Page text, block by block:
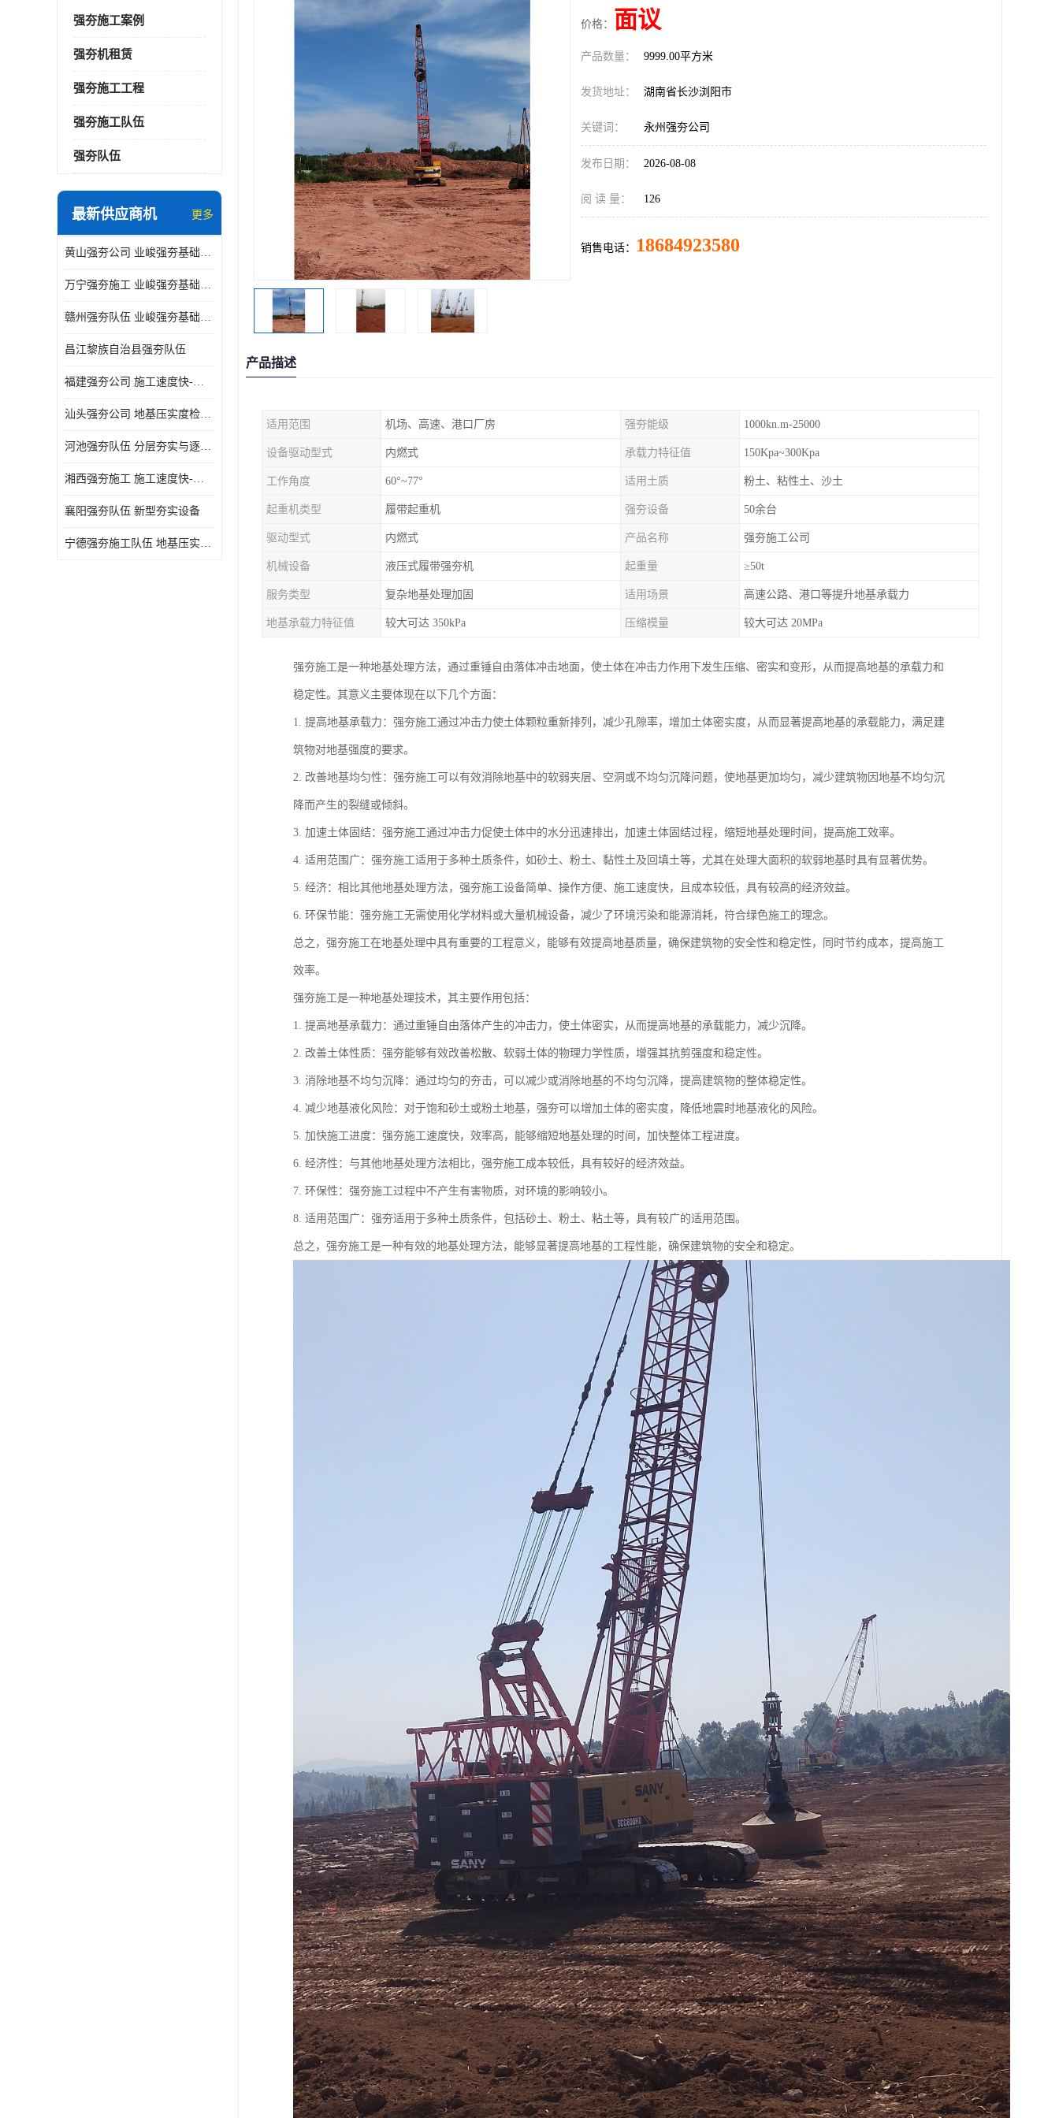
强夯施工案例
强夯机租赁
强夯施工工程
强夯施工队伍
强夯队伍
最新供应商机 更多
黄山强夯公司 业峻强夯基础工程
万宁强夯施工 业峻强夯基础工程
赣州强夯队伍 业峻强夯基础工程
昌江黎族自治县强夯队伍
福建强夯公司 施工速度快-施耐用性强
汕头强夯公司 地基压实度检测方法与标准
河池强夯队伍 分层夯实与逐层检测技术
湘西强夯施工 施工速度快-施耐用性强
襄阳强夯队伍 新型夯实设备
宁德强夯施工队伍 地基压实度检测方法与标准
价格： 面议
产品数量： 9999.00平方米
发货地址： 湖南省长沙浏阳市
关键词： 永州强夯公司
发布日期： 2026-08-08
阅 读 量： 126
销售电话： 18684923580
产品描述
适用范围 机场、高速、港口厂房 强夯能级 1000kn.m-25000
设备驱动型式 内燃式 承载力特征值 150Kpa~300Kpa
工作角度 60°~77° 适用土质 粉土、粘性土、沙土
起重机类型 履带起重机 强夯设备 50余台
驱动型式 内燃式 产品名称 强夯施工公司
机械设备 液压式履带强夯机 起重量 ≥50t
服务类型 复杂地基处理加固 适用场景 高速公路、港口等提升地基承载力
地基承载力特征值 较大可达 350kPa 压缩模量 较大可达 20MPa
强夯施工是一种地基处理方法，通过重锤自由落体冲击地面，使土体在冲击力作用下发生压缩、密实和变形，从而提高地基的承载力和
稳定性。其意义主要体现在以下几个方面：
1. 提高地基承载力：强夯施工通过冲击力使土体颗粒重新排列，减少孔隙率，增加土体密实度，从而显著提高地基的承载能力，满足建
筑物对地基强度的要求。
2. 改善地基均匀性：强夯施工可以有效消除地基中的软弱夹层、空洞或不均匀沉降问题，使地基更加均匀，减少建筑物因地基不均匀沉
降而产生的裂缝或倾斜。
3. 加速土体固结：强夯施工通过冲击力促使土体中的水分迅速排出，加速土体固结过程，缩短地基处理时间，提高施工效率。
4. 适用范围广：强夯施工适用于多种土质条件，如砂土、粉土、黏性土及回填土等，尤其在处理大面积的软弱地基时具有显著优势。
5. 经济：相比其他地基处理方法，强夯施工设备简单、操作方便、施工速度快，且成本较低，具有较高的经济效益。
6. 环保节能：强夯施工无需使用化学材料或大量机械设备，减少了环境污染和能源消耗，符合绿色施工的理念。
总之，强夯施工在地基处理中具有重要的工程意义，能够有效提高地基质量，确保建筑物的安全性和稳定性，同时节约成本，提高施工
效率。
强夯施工是一种地基处理技术，其主要作用包括：
1. 提高地基承载力：通过重锤自由落体产生的冲击力，使土体密实，从而提高地基的承载能力，减少沉降。
2. 改善土体性质：强夯能够有效改善松散、软弱土体的物理力学性质，增强其抗剪强度和稳定性。
3. 消除地基不均匀沉降：通过均匀的夯击，可以减少或消除地基的不均匀沉降，提高建筑物的整体稳定性。
4. 减少地基液化风险：对于饱和砂土或粉土地基，强夯可以增加土体的密实度，降低地震时地基液化的风险。
5. 加快施工进度：强夯施工速度快，效率高，能够缩短地基处理的时间，加快整体工程进度。
6. 经济性：与其他地基处理方法相比，强夯施工成本较低，具有较好的经济效益。
7. 环保性：强夯施工过程中不产生有害物质，对环境的影响较小。
8. 适用范围广：强夯适用于多种土质条件，包括砂土、粉土、粘土等，具有较广的适用范围。
总之，强夯施工是一种有效的地基处理方法，能够显著提高地基的工程性能，确保建筑物的安全和稳定。